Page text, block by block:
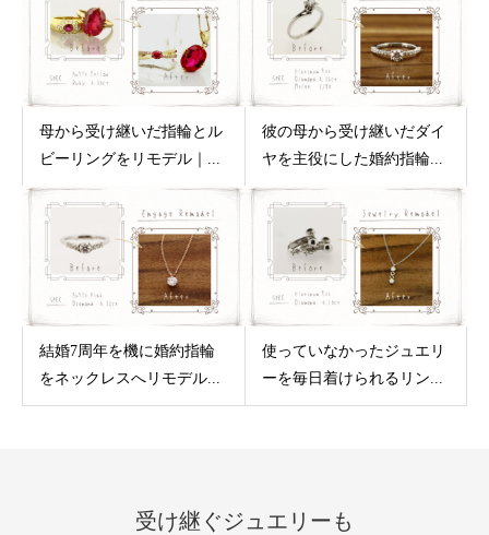
母から受け継いだ指輪とル
ビーリングをリモデル｜...
彼の母から受け継いだダイ
ヤを主役にした婚約指輪...
結婚7周年を機に婚約指輪
をネックレスへリモデル...
使っていなかったジュエリ
ーを毎日着けられるリン...
受け継ぐジュエリーも